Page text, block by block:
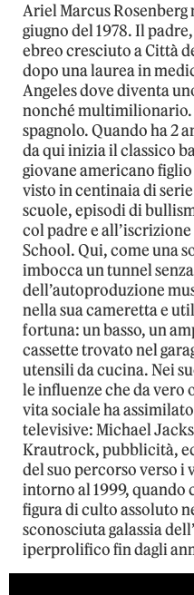
Ariel Marcus Rosenberg
giugno del 1978. Il
ebreo cresciuto a Città
dopo una laurea in
Angeles dove diventa
nonché multimilionario.
spagnolo. Quando ha 2
da qui inizia il classico
giovane americano
visto in centinaia di
scuole, episodi di
col padre e
School. Qui, come una
imbocca un tunnel
dell’autoproduzione
nella sua cameretta e
fortuna: un basso, un
cassette trovato nel
utensili da cucina. Nei
le influenze che da
vita sociale ha
televisive: Michael
Krautrock, pubblicità,
del suo percorso verso i
intorno al 1999, quando
figura di culto assoluto
sconosciuta galassia
iperprolifico fin dagli